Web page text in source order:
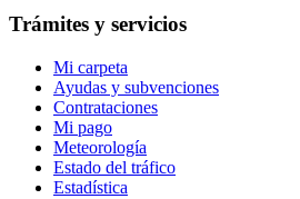
Trámites y servicios
Mi carpeta
Ayudas y subvenciones
Contrataciones
Mi pago
Meteorología
Estado del tráfico
Estadística